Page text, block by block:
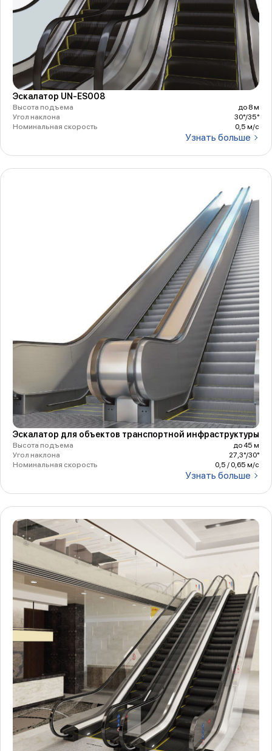
Эскалатор UN-ES008
Высота подъема
до 8 м
Угол наклона
30°/35°
Номинальная скорость
0,5 м/с
Узнать больше
Эскалатор для объектов транспортной инфраструктуры
Высота подъема
до 45 м
Угол наклона
27,3°/30°
Номинальная скорость
0,5 / 0,65 м/с
Узнать больше